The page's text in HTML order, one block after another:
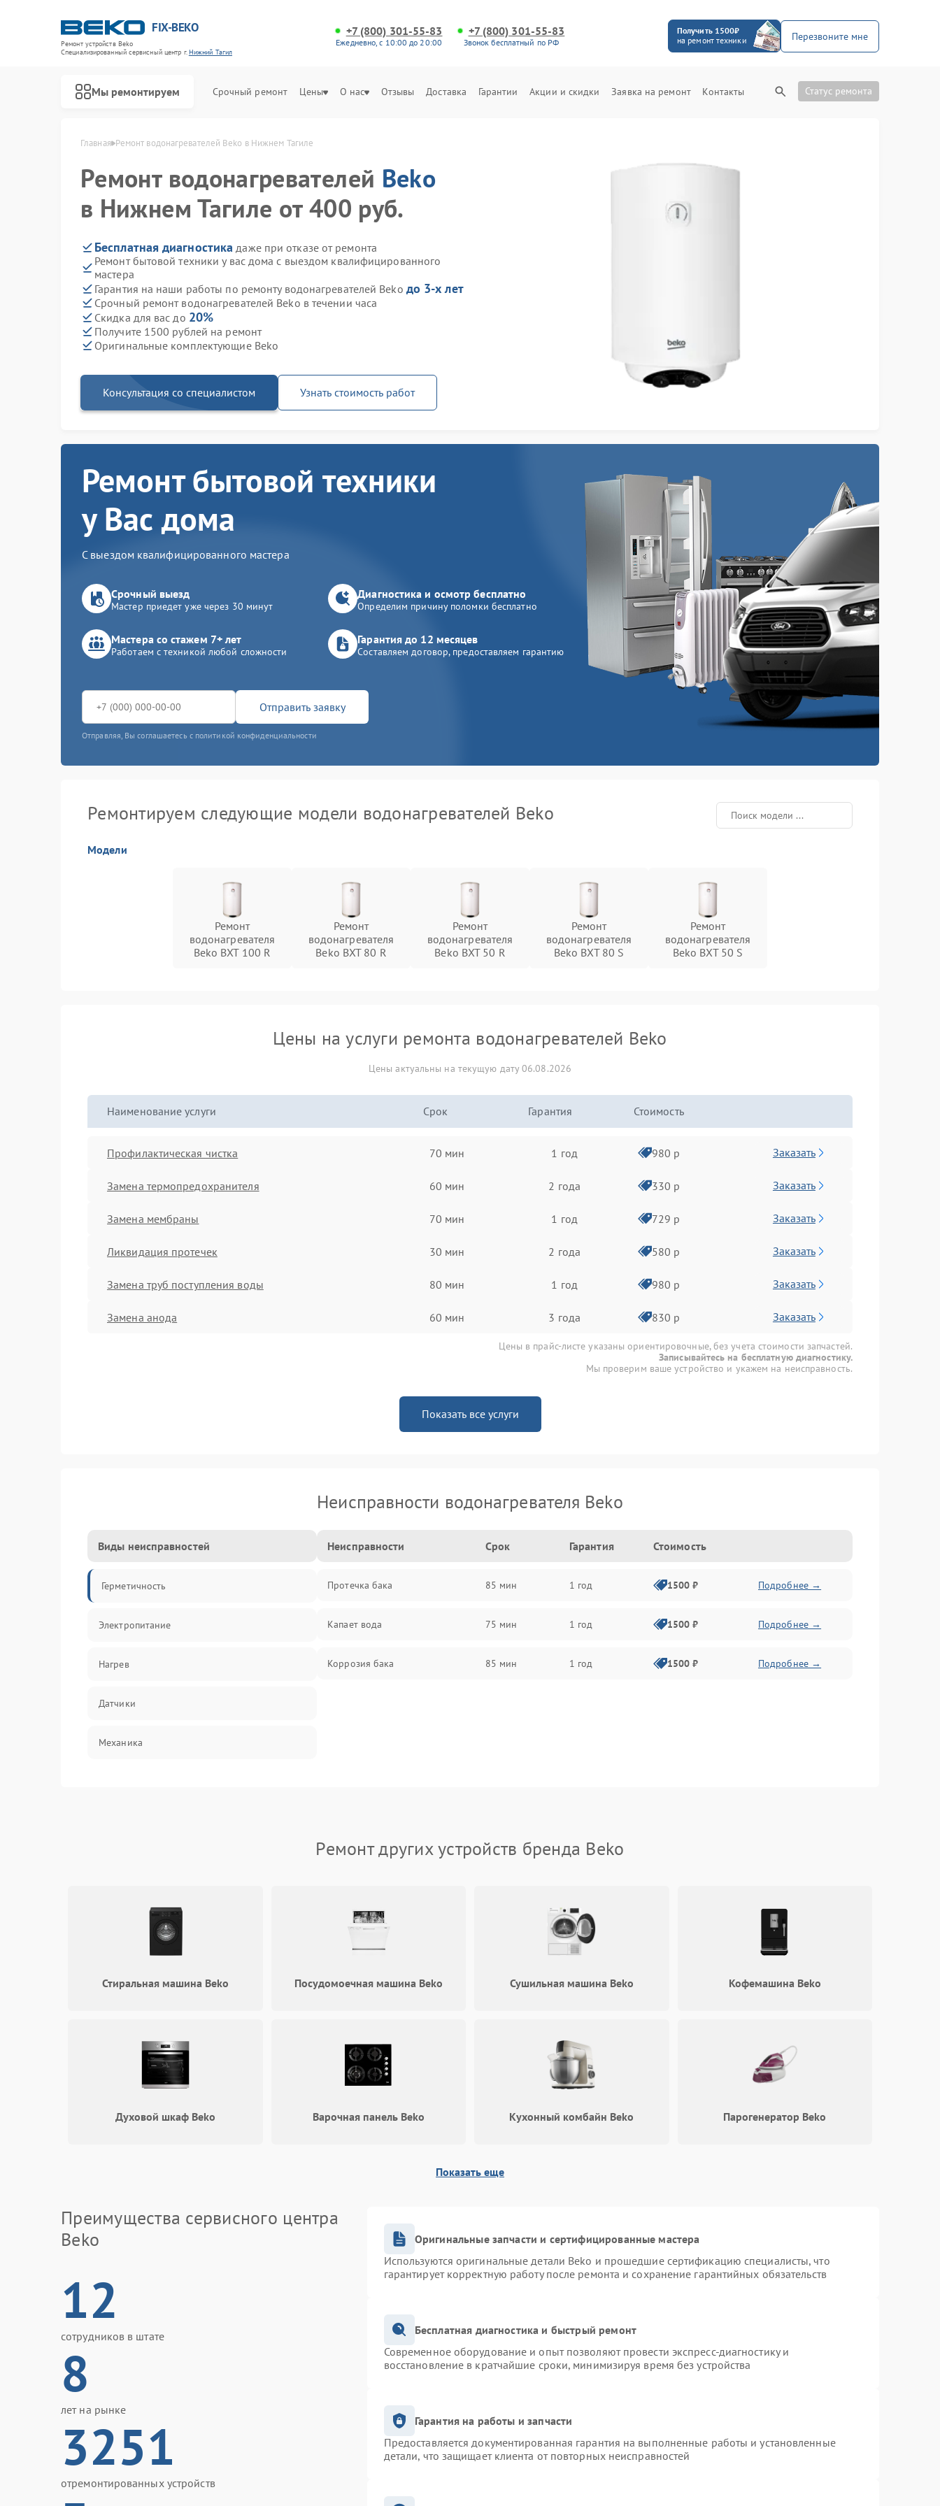
FIX-BEKO
Ремонт устройств Beko
Специализированный cервисный центр г.Нижний Тагил
+7 (800) 301-55-83
Ежедневно, с 10:00 до 20:00
+7 (800) 301-55-83
Звонок бесплатный по РФ
Получить 1500₽
на ремонт техники
Перезвоните мне
Мы ремонтируем Срочный ремонт Цены О нас Отзывы Доставка Гарантии Акции и скидки Заявка на ремонт Контакты Статус ремонта
Главная Ремонт водонагревателей Beko в Нижнем Тагиле
Ремонт водонагревателей Beko
в Нижнем Тагиле от 400 руб.
Бесплатная диагностика даже при отказе от ремонта
Ремонт бытовой техники у вас дома с выездом квалифицированного
мастера
Гарантия на наши работы по ремонту водонагревателей Beko до 3-х лет
Срочный ремонт водонагревателей Beko в течении часа
Скидка для вас до 20%
Получите 1500 рублей на ремонт
Оригинальные комплектующие Beko
Консультация со специалистом Узнать стоимость работ
Ремонт бытовой техники
у Вас дома
С выездом квалифицированного мастера
Срочный выезд
Мастер приедет уже через 30 минут
Диагностика и осмотр бесплатно
Определим причину поломки бесплатно
Мастера со стажем 7+ лет
Работаем с техникой любой сложности
Гарантия до 12 месяцев
Составляем договор, предоставляем гарантию
Отправить заявку
Отправляя, Вы соглашаетесь с политикой конфиденциальности
Ремонтируем следующие модели водонагревателей Beko
Модели
Ремонт
водонагревателя
Beko BXT 100 R
Ремонт
водонагревателя
Beko BXT 80 R
Ремонт
водонагревателя
Beko BXT 50 R
Ремонт
водонагревателя
Beko BXT 80 S
Ремонт
водонагревателя
Beko BXT 50 S
Цены на услуги ремонта водонагревателей Beko
Цены актуальны на текущую дату 06.08.2026
Наименование услуги Срок Гарантия Стоимость
Профилактическая чистка 70 мин 1 год 980 р Заказать
Замена термопредохранителя 60 мин 2 года 330 р Заказать
Замена мембраны 70 мин 1 год 729 р Заказать
Ликвидация протечек 30 мин 2 года 580 р Заказать
Замена труб поступления воды 80 мин 1 год 980 р Заказать
Замена анода 60 мин 3 года 830 р Заказать
Цены в прайс-листе указаны ориентировочные, без учета стоимости запчастей.
Записывайтесь на бесплатную диагностику.
Мы проверим ваше устройство и укажем на неисправность.
Показать все услуги
Неисправности водонагревателя Beko
Виды неисправностей
Герметичность
Электропитание
Нагрев
Датчики
Механика
Неисправности Срок Гарантия Стоимость
Протечка бака 85 мин 1 год 1500 ₽ Подробнее →
Капает вода 75 мин 1 год 1500 ₽ Подробнее →
Коррозия бака 85 мин 1 год 1500 ₽ Подробнее →
Ремонт других устройств бренда Beko
Стиральная машина Beko Посудомоечная машина Beko Сушильная машина Beko Кофемашина Beko
Духовой шкаф Beko Варочная панель Beko Кухонный комбайн Beko Парогенератор Beko
Показать еще
Преимущества сервисного центра
Beko
12
сотрудников в штате
8
лет на рынке
3251
отремонтированных устройств
Оригинальные запчасти и сертифицированные мастера
Используются оригинальные детали Beko и прошедшие сертификацию специалисты, что
гарантирует корректную работу после ремонта и сохранение гарантийных обязательств
Бесплатная диагностика и быстрый ремонт
Современное оборудование и опыт позволяют провести экспресс-диагностику и
восстановление в кратчайшие сроки, минимизируя время без устройства
Гарантия на работы и запчасти
Предоставляется документированная гарантия на выполненные работы и установленные
детали, что защищает клиента от повторных неисправностей